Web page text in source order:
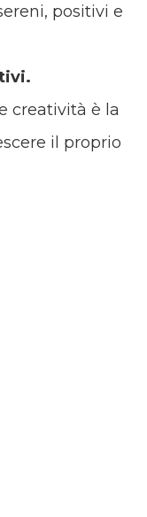
positivi e
creatività è la
il proprio